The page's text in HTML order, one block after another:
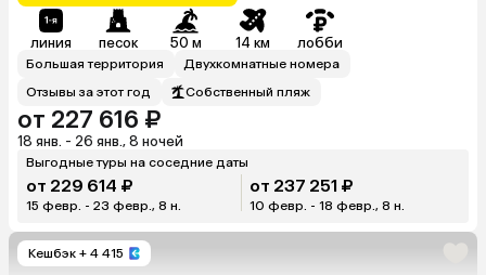
линия песок 50 м 14 км лобби
Большая территория
Двухкомнатные номера
Отзывы за этот год
Собственный пляж
от 227 616 ₽
18 янв. - 26 янв., 8 ночей
Выгодные туры на соседние даты
от 229 614 ₽
15 февр. - 23 февр., 8 н.
от 237 251 ₽
10 февр. - 18 февр., 8 н.
Кешбэк + 4 415